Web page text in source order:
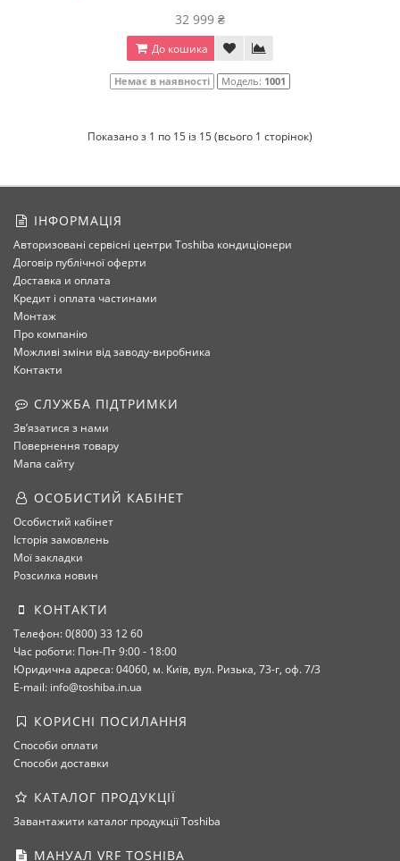
32 999 ₴
До кошика
Немає в наявності Модель: 1001
Показано з 1 по 15 із 15 (всього 1 сторінок)
ІНФОРМАЦІЯ
Авторизовані сервісні центри Toshiba кондиціонери
Договір публічної оферти
Доставка и оплата
Кредит і оплата частинами
Монтаж
Про компанію
Можливі зміни від заводу-виробника
Контакти
СЛУЖБА ПІДТРИМКИ
Зв’язатися з нами
Повернення товару
Мапа сайту
ОСОБИСТИЙ КАБІНЕТ
Особистий кабінет
Історія замовлень
Мої закладки
Розсилка новин
КОНТАКТИ
Телефон: 0(800) 33 12 60
Час роботи: Пон-Пт 9:00 - 18:00
Юридична адреса: 04060, м. Київ, вул. Ризька, 73-г, оф. 7/3
E-mail: info@toshiba.in.ua
КОРИСНІ ПОСИЛАННЯ
Способи оплати
Способи доставки
КАТАЛОГ ПРОДУКЦІЇ
Завантажити каталог продукції Toshiba
МАНУАЛ VRF TOSHIBA